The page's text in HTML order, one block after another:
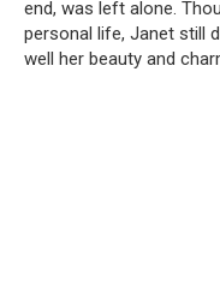
end, was left alone.
personal life, Janet still
well her beauty and